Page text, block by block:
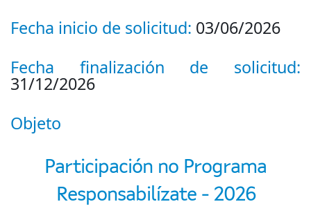
Fecha inicio de solicitud: 03/06/2026
Fecha finalización de solicitud:
31/12/2026
Objeto
Participación no Programa
Responsabilízate - 2026